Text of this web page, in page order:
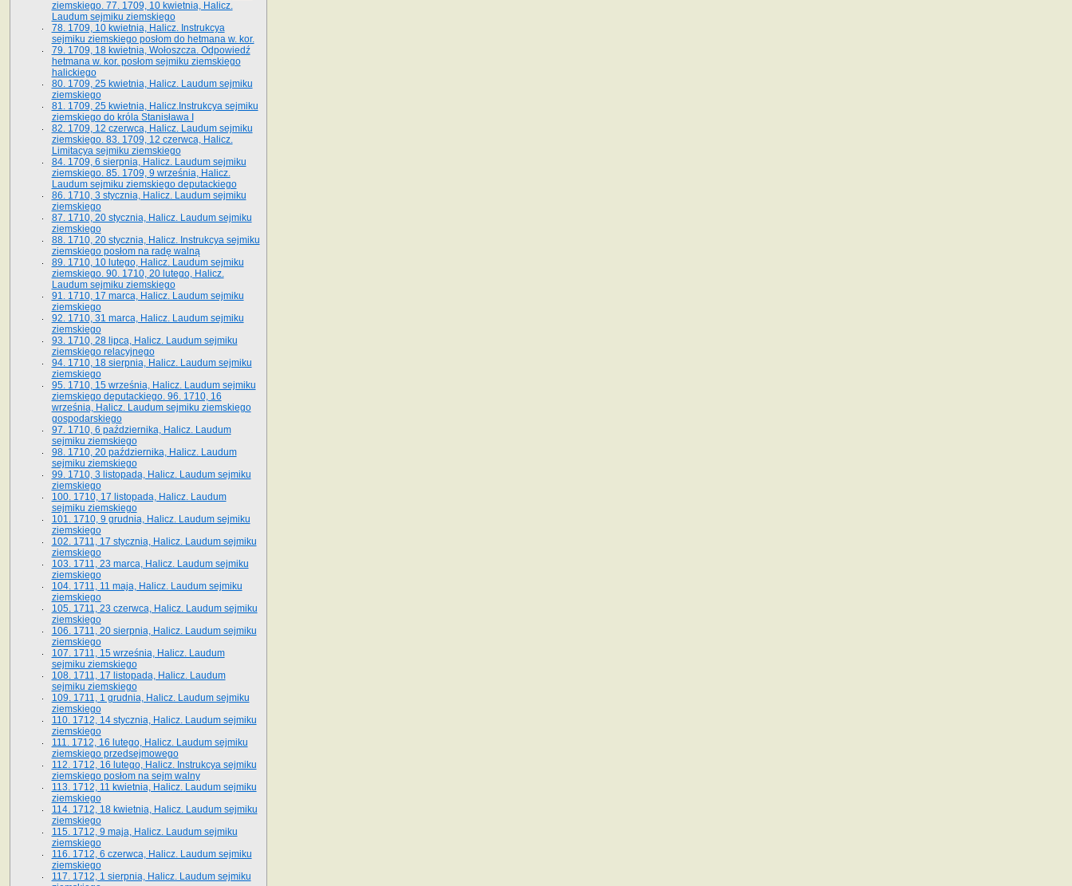
ziemskiego. 77. 1709, 10 kwietnia, Halicz.
Laudum sejmiku ziemskiego
78. 1709, 10 kwietnia, Halicz. Instrukcya
sejmiku ziemskiego posłom do hetmana w. kor.
79. 1709, 18 kwietnia, Wołoszcza. Odpowiedź
hetmana w. kor. posłom sejmiku ziemskiego
halickiego
80. 1709, 25 kwietnia, Halicz. Laudum sejmiku
ziemskiego
81. 1709, 25 kwietnia, Halicz.Instrukcya sejmiku
ziemskiego do króla Stanisława I
82. 1709, 12 czerwca, Halicz. Laudum sejmiku
ziemskiego. 83. 1709, 12 czerwca, Halicz.
Limitacya sejmiku ziemskiego
84. 1709, 6 sierpnia, Halicz. Laudum sejmiku
ziemskiego. 85. 1709, 9 września, Halicz.
Laudum sejmiku ziemskiego deputackiego
86. 1710, 3 stycznia, Halicz. Laudum sejmiku
ziemskiego
87. 1710, 20 stycznia, Halicz. Laudum sejmiku
ziemskiego
88. 1710, 20 stycznia, Halicz. Instrukcya sejmiku
ziemskiego posłom na radę walną
89. 1710, 10 lutego, Halicz. Laudum sejmiku
ziemskiego. 90. 1710, 20 lutego, Halicz.
Laudum sejmiku ziemskiego
91. 1710, 17 marca, Halicz. Laudum sejmiku
ziemskiego
92. 1710, 31 marca, Halicz. Laudum sejmiku
ziemskiego
93. 1710, 28 lipca, Halicz. Laudum sejmiku
ziemskiego relacyjnego
94. 1710, 18 sierpnia, Halicz. Laudum sejmiku
ziemskiego
95. 1710, 15 września, Halicz. Laudum sejmiku
ziemskiego deputackiego. 96. 1710, 16
września, Halicz. Laudum sejmiku ziemskiego
gospodarskiego
97. 1710, 6 października, Halicz. Laudum
sejmiku ziemskiego
98. 1710, 20 października, Halicz. Laudum
sejmiku ziemskiego
99. 1710, 3 listopada, Halicz. Laudum sejmiku
ziemskiego
100. 1710, 17 listopada, Halicz. Laudum
sejmiku ziemskiego
101. 1710, 9 grudnia, Halicz. Laudum sejmiku
ziemskiego
102. 1711, 17 stycznia, Halicz. Laudum sejmiku
ziemskiego
103. 1711, 23 marca, Halicz. Laudum sejmiku
ziemskiego
104. 1711, 11 maja, Halicz. Laudum sejmiku
ziemskiego
105. 1711, 23 czerwca, Halicz. Laudum sejmiku
ziemskiego
106. 1711, 20 sierpnia, Halicz. Laudum sejmiku
ziemskiego
107. 1711, 15 września, Halicz. Laudum
sejmiku ziemskiego
108. 1711, 17 listopada, Halicz. Laudum
sejmiku ziemskiego
109. 1711, 1 grudnia, Halicz. Laudum sejmiku
ziemskiego
110. 1712, 14 stycznia, Halicz. Laudum sejmiku
ziemskiego
111. 1712, 16 lutego, Halicz. Laudum sejmiku
ziemskiego przedsejmowego
112. 1712, 16 lutego, Halicz. Instrukcya sejmiku
ziemskiego posłom na sejm walny
113. 1712, 11 kwietnia, Halicz. Laudum sejmiku
ziemskiego
114. 1712, 18 kwietnia, Halicz. Laudum sejmiku
ziemskiego
115. 1712, 9 maja, Halicz. Laudum sejmiku
ziemskiego
116. 1712, 6 czerwca, Halicz. Laudum sejmiku
ziemskiego
117. 1712, 1 sierpnia, Halicz. Laudum sejmiku